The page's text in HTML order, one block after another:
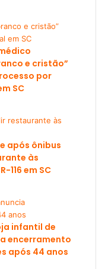
e cristão”
por
SC
após ônibus
às
116 em SC
infantil de
encerramento
após 44 anos